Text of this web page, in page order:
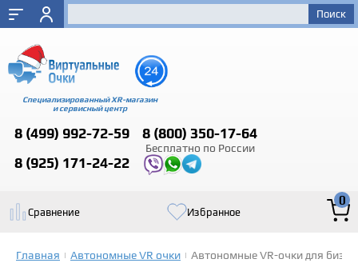
Специализированный XR-магазин
и сервисный центр
8 (499) 992-72-59 8 (800) 350-17-64
Бесплатно по России
8 (925) 171-24-22
Сравнение Избранное
0
Главная Автономные VR очки Автономные VR-очки для